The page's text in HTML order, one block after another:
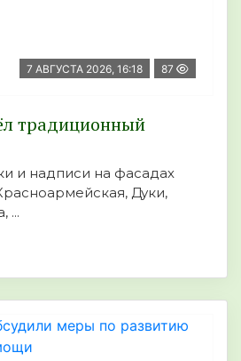
7 АВГУСТА 2026, 16:18 87
традиционный
и надписи на фасадах
Дуки,
...